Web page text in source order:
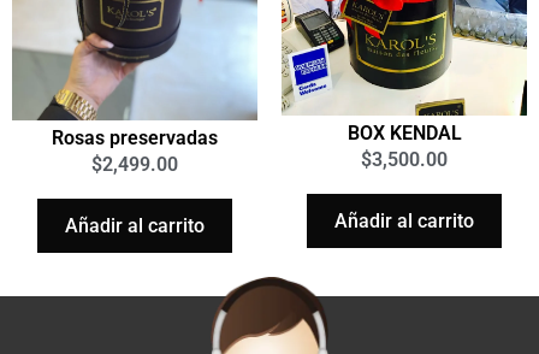
Rosas preservadas
$2,499.00
Añadir al carrito
BOX KENDAL
$3,500.00
Añadir al carrito